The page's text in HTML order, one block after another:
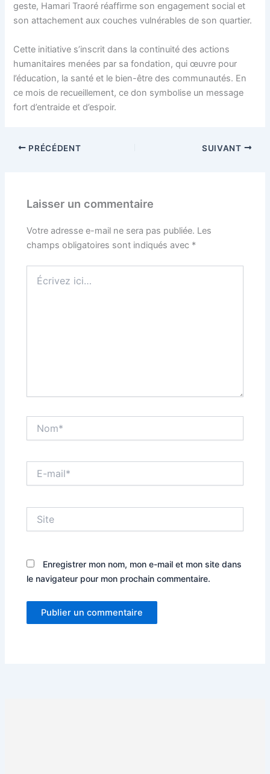
geste, Hamari Traoré réaffirme son engagement social et
son attachement aux couches vulnérables de son quartier.
Cette initiative s’inscrit dans la continuité des actions
humanitaires menées par sa fondation, qui œuvre pour
l’éducation, la santé et le bien-être des communautés. En
ce mois de recueillement, ce don symbolise un message
fort d’entraide et d’espoir.
PRÉCÉDENT SUIVANT
Laisser un commentaire
Votre adresse e-mail ne sera pas publiée. Les
champs obligatoires sont indiqués avec *
ici…
mail*
Enregistrer mon nom, mon e-mail et mon site dans
le navigateur pour mon prochain commentaire.